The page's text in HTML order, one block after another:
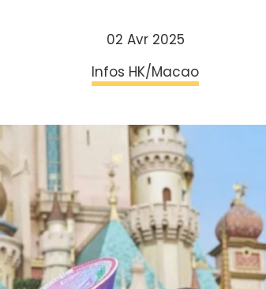
02 Avr 2025
Infos HK/Macao